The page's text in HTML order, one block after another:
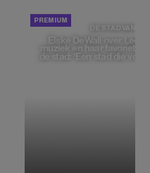
DE STAD VAN
Elske DeWall over
muziek en haar favoriete
de stad: 'Een stad die